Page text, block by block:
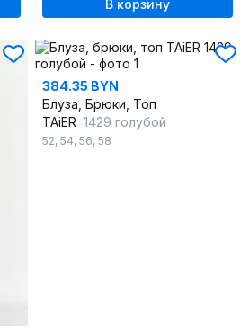
В корзину
384.35 BYN
Блуза, Брюки, Топ
TAiER 1429 голубой
52, 54, 56, 58